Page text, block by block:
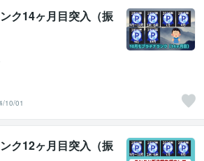
ク14ヶ月目突入（振
10/01
ク12ヶ月目突入（振